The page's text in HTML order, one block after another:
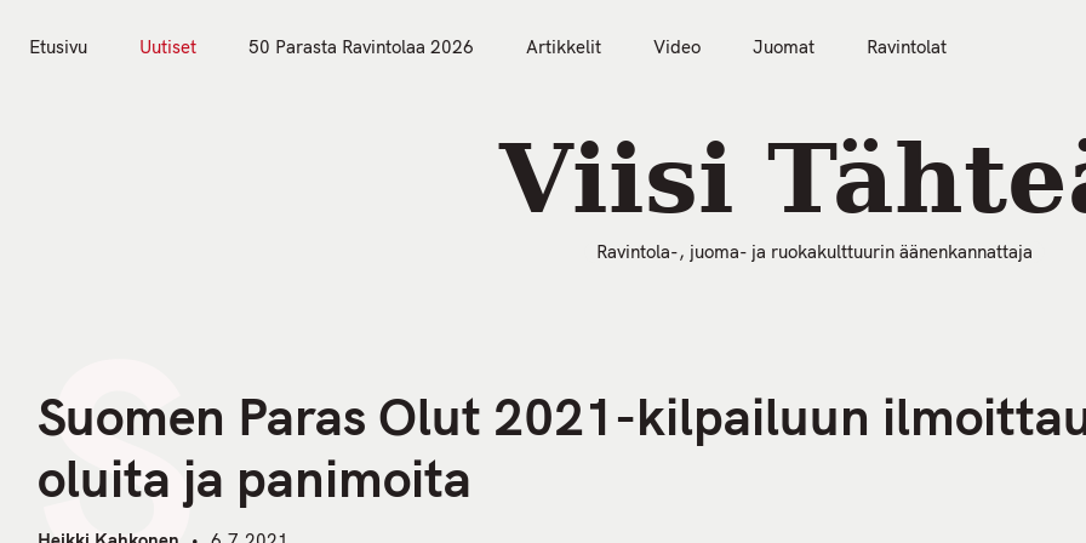
Etusivu Uutiset 50 Parasta Ravintolaa 2026 Artikkelit Video Juomat Ravintolat
Viisi
Ravintola-, juoma- ja ruokakulttuurin äänenkannattaja
S
Suomen Paras Olut 2021-kilpailuun
oluita ja panimoita